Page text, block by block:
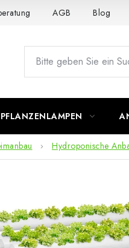
AGB Blog
Hydroponische